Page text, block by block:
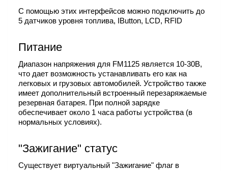
С помощью этих интерфейсов можно подключить до
5 датчиков уровня топлива, IButton, LCD, RFID
Питание
Диапазон напряжения для FM1125 является 10-30В,
что дает возможность устанавливать его как на
легковых и грузовых автомобилей. Устройство также
имеет дополнительный встроенный перезаряжаемые
резервная батарея. При полной зарядке
обеспечивает около 1 часа работы устройства (в
нормальных условиях).
"Зажигание" статус
Существует виртуальный "Зажигание" флаг в